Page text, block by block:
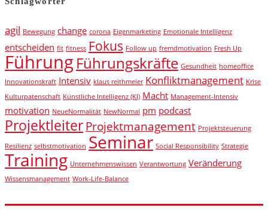
agil Bewegung change corona Eigenmarketing Emotionale Intelligenz
entscheiden fit fitness Fokus Follow up fremdmotivation Fresh Up
FührungFührungskräfte Gesundheit homeoffice
Innovationskraft Intensiv klaus reithmeier Konfliktmanagement Krise
Kulturpatenschaft Künstliche Intelligenz (KI) Macht Management-Intensiv
motivation NeueNormalität NewNormal pm podcast
ProjektleiterProjektmanagement Projektsteuerung
Resilienz selbstmotivation Seminar Social Responsibility Strategie
Training Unternehmenswissen Verantwortung Veränderung
Wissensmanagement Work-Life-Balance